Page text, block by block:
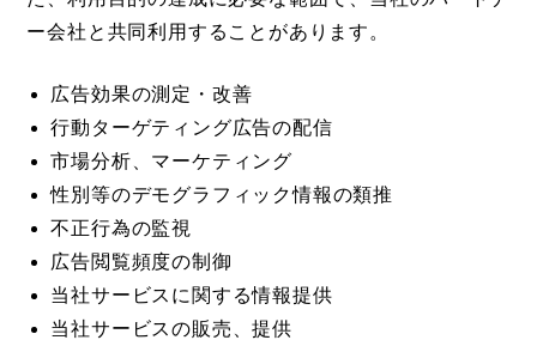
ー会社と共同利用することがあります。
広告効果の測定・改善
行動ターゲティング広告の配信
市場分析、マーケティング
性別等のデモグラフィック情報の類推
不正行為の監視
広告閲覧頻度の制御
当社サービスに関する情報提供
当社サービスの販売、提供